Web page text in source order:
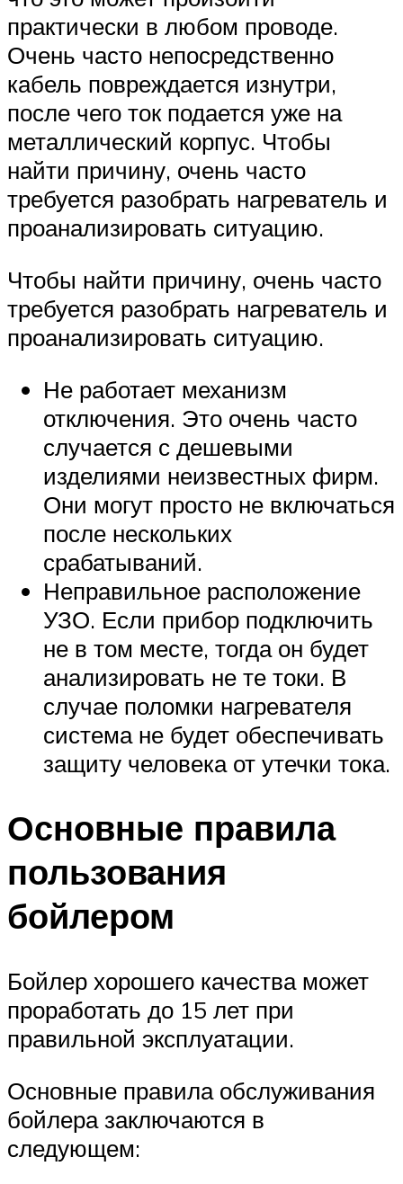
практически в любом проводе.
Очень часто непосредственно
кабель повреждается изнутри,
после чего ток подается уже на
металлический корпус. Чтобы
найти причину, очень часто
требуется разобрать нагреватель и
проанализировать ситуацию.
Чтобы найти причину, очень часто
требуется разобрать нагреватель и
проанализировать ситуацию.
Не работает механизм
отключения. Это очень часто
случается с дешевыми
изделиями неизвестных фирм.
Они могут просто не включаться
после нескольких
срабатываний.
Неправильное расположение
УЗО. Если прибор подключить
не в том месте, тогда он будет
анализировать не те токи. В
случае поломки нагревателя
система не будет обеспечивать
защиту человека от утечки тока.
Основные правила
пользования
бойлером
Бойлер хорошего качества может
проработать до 15 лет при
правильной эксплуатации.
Основные правила обслуживания
бойлера заключаются в
следующем: